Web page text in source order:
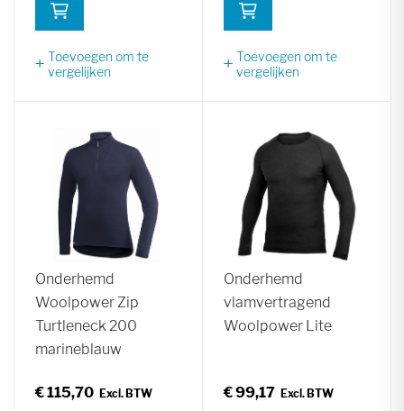
Toevoegen om te
vergelijken
Toevoegen om te
vergelijken
Onderhemd
Woolpower Zip
Turtleneck 200
marineblauw
€ 115,70
Onderhemd
vlamvertragend
Woolpower Lite
€ 99,17